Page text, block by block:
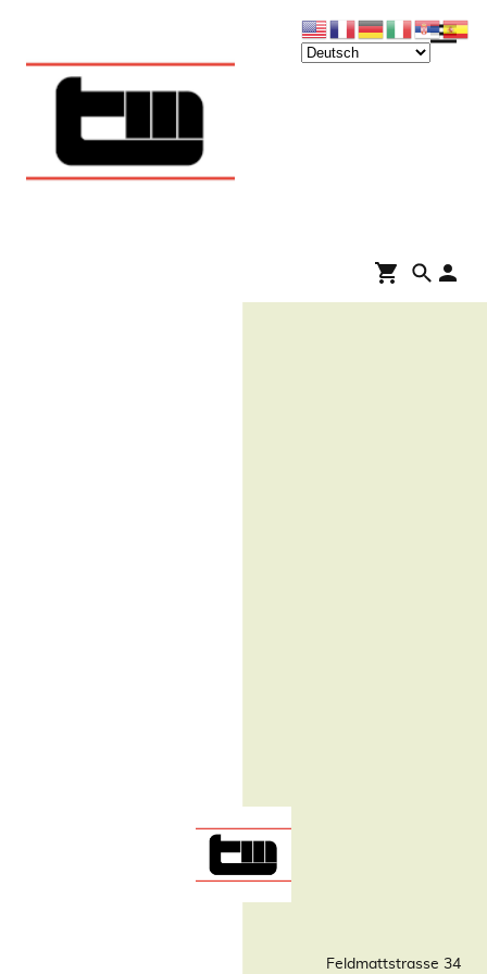
Feldmattstrasse 34